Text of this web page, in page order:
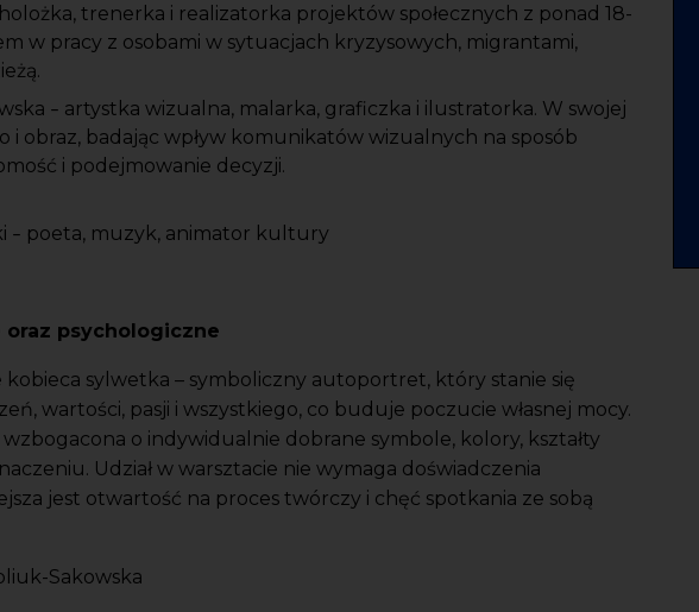
trenerka i realizatorka projektów społecznych z ponad 18-
w pracy z osobami w sytuacjach kryzysowych, migrantami,
– artystka wizualna, malarka, graficzka i ilustratorka. W swojej
i obraz, badając wpływ komunikatów wizualnych na sposób
i podejmowanie decyzji.
– poeta, muzyk, animator kultury
psychologiczne
sylwetka – symboliczny autoportret, który stanie się
wartości, pasji i wszystkiego, co buduje poczucie własnej mocy.
o indywidualnie dobrane symbole, kolory, kształty
Udział w warsztacie nie wymaga doświadczenia
jest otwartość na proces twórczy i chęć spotkania ze sobą
Sakowska